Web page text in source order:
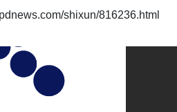
shixun/816236.html